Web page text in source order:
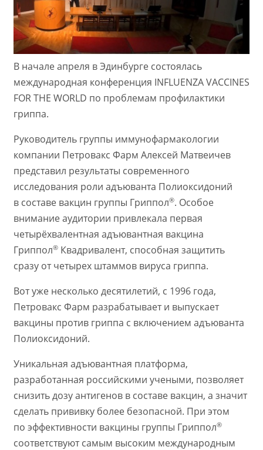
В начале апреля в Эдинбурге состоялась
международная конференция INFLUENZA VACCINES
FOR THE WORLD по проблемам профилактики
гриппа.
Руководитель группы иммунофармакологии
компании Петровакс Фарм Алексей Матвеичев
представил результаты современного
исследования роли адъюванта Полиоксидоний
в составе вакцин группы Гриппол®. Особое
внимание аудитории привлекала первая
четырёхвалентная адъювантная вакцина
Гриппол®Квадривалент, способная защитить
сразу от четырех штаммов вируса гриппа.
Вот уже несколько десятилетий, с 1996 года,
Петровакс Фарм разрабатывает и выпускает
вакцины против гриппа с включением адъюванта
Полиоксидоний.
Уникальная адъювантная платформа,
разработанная российскими учеными, позволяет
снизить дозу антигенов в составе вакцин, а значит
сделать прививку более безопасной. При этом
по эффективности вакцины группы Гриппол®
соответствуют самым высоким международным